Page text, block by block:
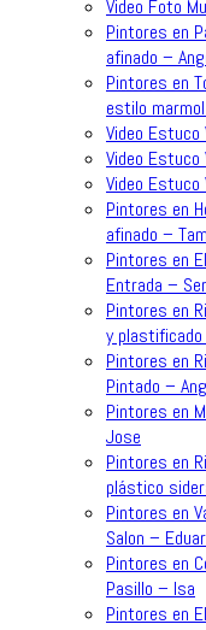
Video Foto
Pintores en
afinado –
Pintores en
estilo
Video Estuco
Video Estuco
Video Estuco
Pintores en
afinado –
Pintores en
Entrada –
Pintores en
y
Pintores en
Pintado –
Pintores en
Jose
Pintores en
plástico
Pintores en
Salon –
Pintores en
Pasillo – Isa
Pintores en